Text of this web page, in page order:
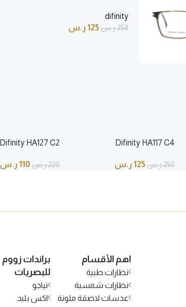
difinity
250ر.س 125 ر.س
Difinity HA117 C4
250ر.س125 ر.س
Difinity HA127 C2
220ر.س 110 ر.س
اهم الأقسام
نظارات طبية
نظارات شمسية
عدسات لاصقة ملونة
براندات زووم
للبصريات
تياجو
اكس بليد